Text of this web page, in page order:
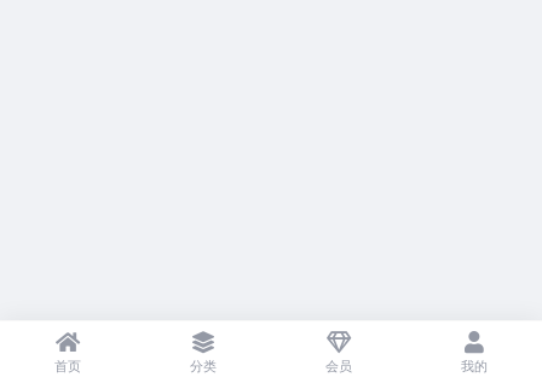
首页 分类 会员 我的